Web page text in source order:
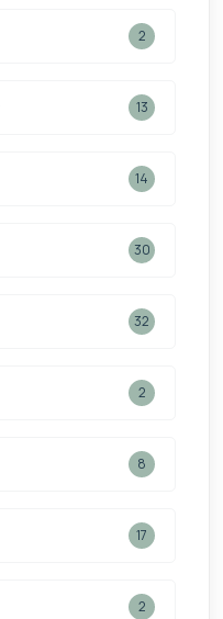
2
13
14
30
32
2
8
17
2